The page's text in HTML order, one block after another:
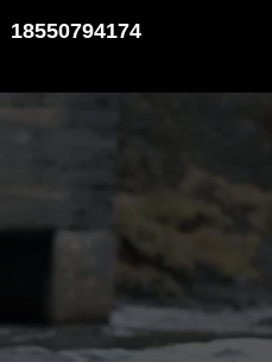
18550794174